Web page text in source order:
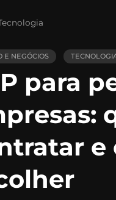
E NEGÓCIOS
para
e